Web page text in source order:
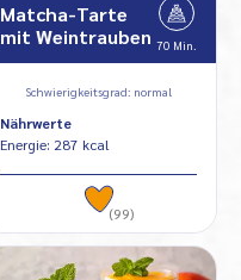
Matcha-Tarte
mit Weintrauben 70 Min.
Schwierigkeitsgrad: normal
Nährwerte
Energie: 287 kcal
(99)